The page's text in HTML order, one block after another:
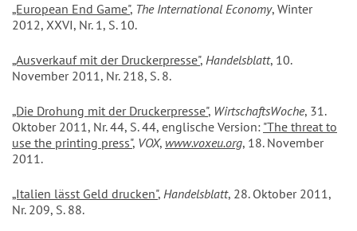
„European End Game", The International Economy, Winter
2012, XXVI, Nr. 1, S. 10.
„Ausverkauf mit der Druckerpresse", Handelsblatt, 10.
November 2011, Nr. 218, S. 8.
„Die Drohung mit der Druckerpresse", WirtschaftsWoche, 31.
Oktober 2011, Nr. 44, S. 44, englische Version: "The threat to
use the printing press", VOX, www.voxeu.org, 18. November
2011.
„Italien lässt Geld drucken", Handelsblatt, 28. Oktober 2011,
Nr. 209, S. 88.